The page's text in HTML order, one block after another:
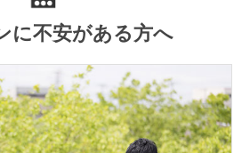
はじまりだ！
は子供が育ち、巣立っていくまでの間
す。
るようにしたい。
、あるいは落ちるだろうとお考えの
も、